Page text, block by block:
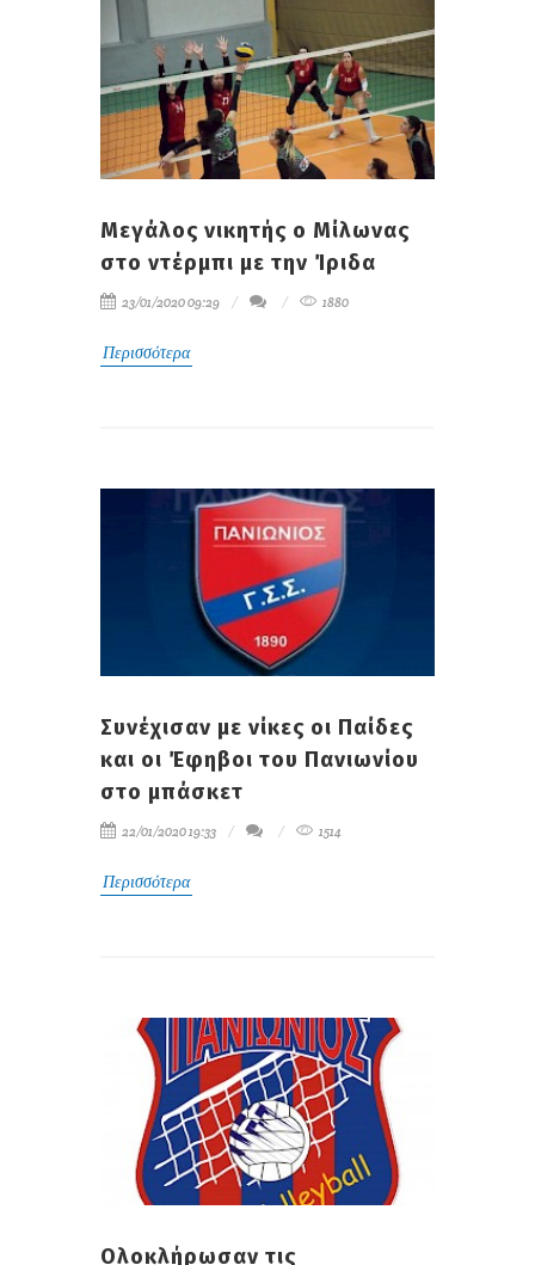
Μεγάλος νικητής ο Μίλωνας
στο ντέρμπι με την Ίριδα
23/01/2020 09:29 1880
Περισσότερα
Συνέχισαν με νίκες οι Παίδες
και οι Έφηβοι του Πανιωνίου
στο μπάσκετ
22/01/2020 19:33 1514
Περισσότερα
Ολοκλήρωσαν τις